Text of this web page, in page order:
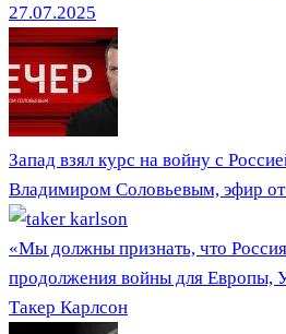
27.07.2025
Запад взял курс на войну с
Владимиром Соловьевым, эфир
«Мы должны признать, что
продолжения войны для
Такер Карлсон